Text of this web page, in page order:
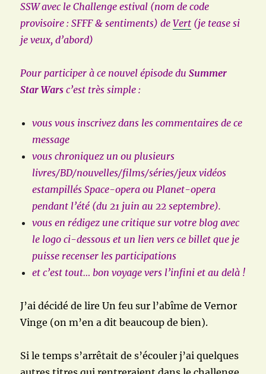
SSW avec le Challenge estival (nom de code
provisoire : SFFF & sentiments) deVert (je tease si
je veux, d’abord)
Pour participer à ce nouvel épisode duSummer
Star Wars c’est très simple :
vous vous inscrivez dans les commentaires de ce
message
vous chroniquez un ou plusieurs
livres/BD/nouvelles/films/séries/jeux vidéos
estampillés Space-opera ou Planet-opera
pendant l’été (du 21 juin au 22 septembre).
vous en rédigez une critique sur votre blog avec
le logo ci-dessous et un lien vers ce billet que je
puisse recenser les participations
et c’est tout… bon voyage vers l’infini et au delà !
J’ai décidé de lire Un feu sur l’abîme de Vernor
Vinge (on m’en a dit beaucoup de bien).
Si le temps s’arrêtait de s’écouler j’ai quelques